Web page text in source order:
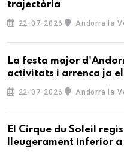
trajectòria
22-07-2026 Andorra la
La festa major
activitats i arrenca ja el
22-07-2026 Andorra la
El Cirque du Soleil
lleugerament inferior